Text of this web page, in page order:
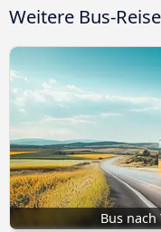
Weitere Bus-
Bus nach